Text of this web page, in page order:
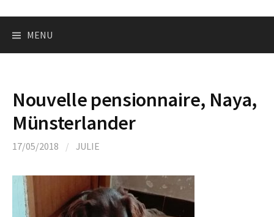
MENU
Nouvelle pensionnaire, Naya,
Münsterlander
17/05/2018 / JULIE